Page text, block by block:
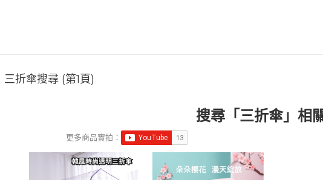
三折傘搜尋 (第1頁)
搜尋「三折傘」相
更多商品實拍：